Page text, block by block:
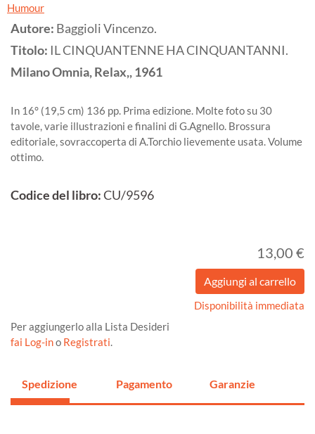
Humour
Autore: Baggioli Vincenzo.
Titolo: IL CINQUANTENNE HA CINQUANTANNI.
MilanoOmnia, Relax,,1961
In 16° (19,5 cm) 136 pp. Prima edizione. Molte foto su 30
tavole, varie illustrazioni e finalini di G.Agnello. Brossura
editoriale, sovraccoperta di A.Torchio lievemente usata. Volume
ottimo.
Codice del libro:CU/9596
13,00 €
Disponibilità immediata
Per aggiungerlo alla Lista Desideri
fai Log-ino Registrati.
Spedizione Pagamento Garanzie